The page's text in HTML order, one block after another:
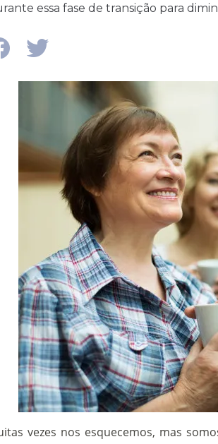
essa fase de transição para
vezes nos esquecemos, mas